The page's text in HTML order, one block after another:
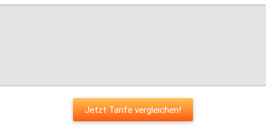
Jetzt Tarife vergleichen!